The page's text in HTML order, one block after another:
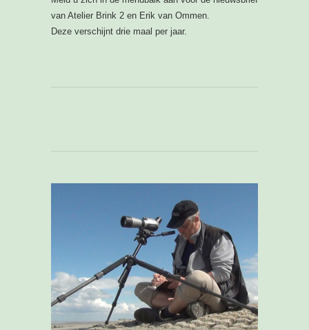
van Atelier Brink 2 en Erik van Ommen.
Deze verschijnt drie maal per jaar.